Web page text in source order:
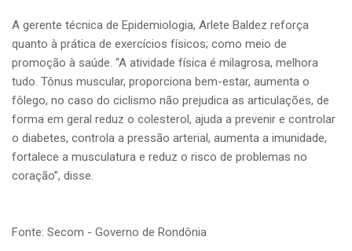
A gerente técnica de Epidemiologia, Arlete Baldez reforça
quanto à prática de exercícios físicos; como meio de
promoção à saúde. “A atividade física é milagrosa, melhora
tudo. Tônus muscular, proporciona bem-estar, aumenta o
fôlego, no caso do ciclismo não prejudica as articulações, de
forma em geral reduz o colesterol, ajuda a prevenir e controlar
o diabetes, controla a pressão arterial, aumenta a imunidade,
fortalece a musculatura e reduz o risco de problemas no
coração”, disse.
Fonte: Secom - Governo de Rondônia